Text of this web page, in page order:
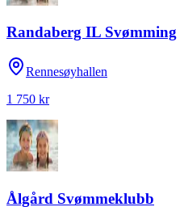
Randaberg IL Svømming
Rennesøyhallen
1 750 kr
Ålgård Svømmeklubb